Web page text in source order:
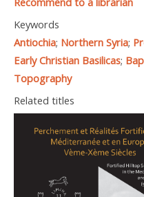
Keywords
Antiochia; Northern Syria;
Early Christian Basilicas;
Topography
Related titles